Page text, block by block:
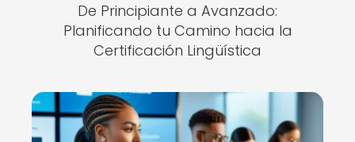
De Principiante a Avanzado:
Planificando tu Camino hacia la
Certificación Lingüística